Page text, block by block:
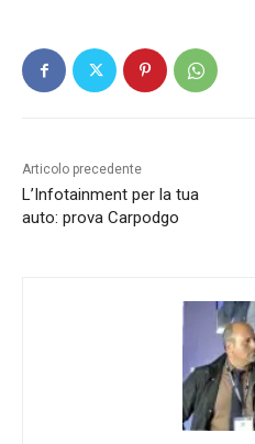
Articolo precedente
L’Infotainment per la tua
auto: prova Carpodgo